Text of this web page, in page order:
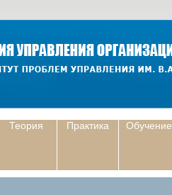
Теория Практика Обучение